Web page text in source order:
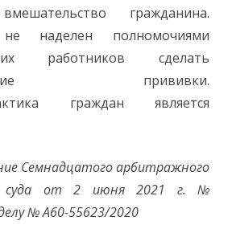
гражданина.
не наделен полномочиями
работников сделать
прививки.
граждан является
Семнадцатого арбитражного
суда от 2 июня 2021 г. №
№ А60-55623/2020